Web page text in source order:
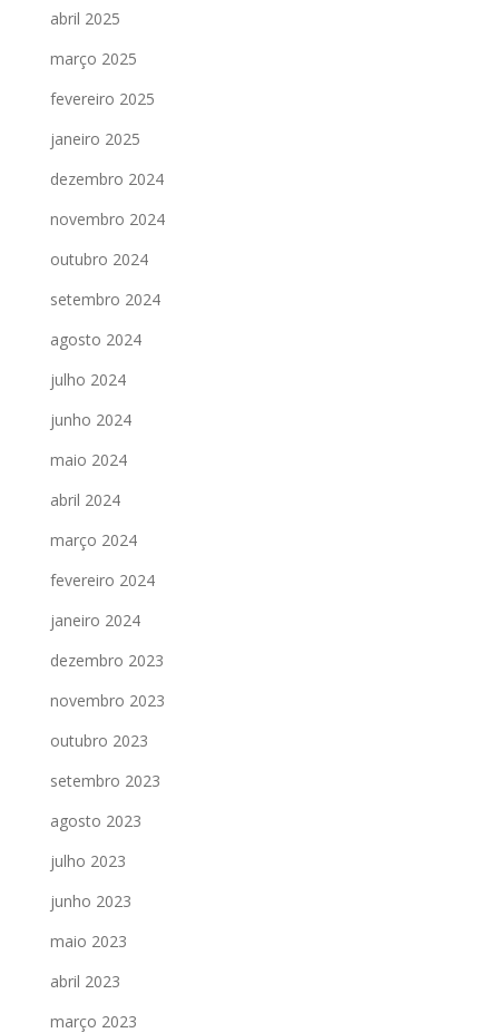
abril 2025
março 2025
fevereiro 2025
janeiro 2025
dezembro 2024
novembro 2024
outubro 2024
setembro 2024
agosto 2024
julho 2024
junho 2024
maio 2024
abril 2024
março 2024
fevereiro 2024
janeiro 2024
dezembro 2023
novembro 2023
outubro 2023
setembro 2023
agosto 2023
julho 2023
junho 2023
maio 2023
abril 2023
março 2023